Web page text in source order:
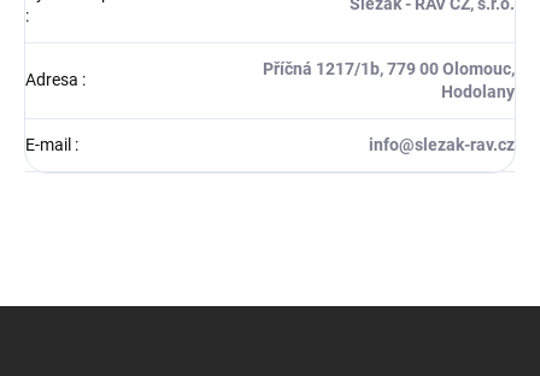
:
Adresa :
Příčná 1217/1b, 779 00 Olomouc,
Hodolany
E-mail : info@slezak-rav.cz